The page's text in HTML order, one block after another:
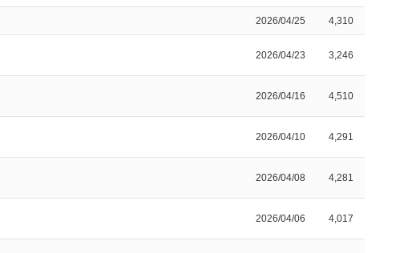
2026/04/25 4,310
2026/04/23 3,246
2026/04/16 4,510
2026/04/10 4,291
2026/04/08 4,281
2026/04/06 4,017